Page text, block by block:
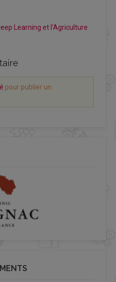
Learning et l’Agriculture
pour publier un